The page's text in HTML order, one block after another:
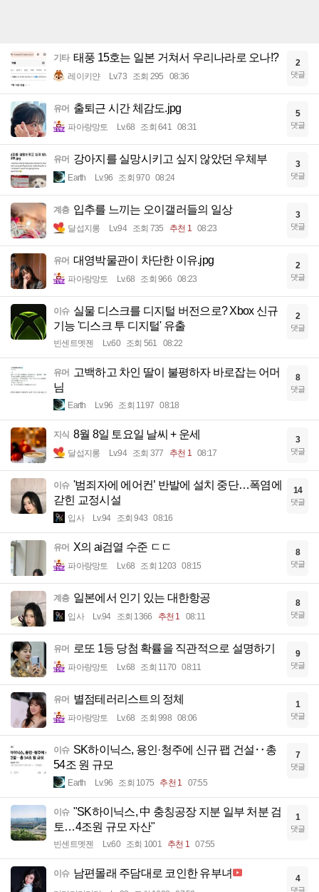
기타 태풍 15호는 일본 거쳐서 우리나라로 오나!?
레이키얀 Lv.73 조회 295 08:36
2
댓글
유머 출퇴근 시간 체감도.jpg
파아랑망토 Lv.68 조회 641 08:31
5
댓글
유머 강아지를 실망시키고 싶지 않았던 우체부
Earth Lv.96 조회 970 08:24
3
댓글
계층 입추를 느끼는 오이갤러들의 일상
달섭지롱 Lv.94 조회 735 추천 1 08:23
3
댓글
유머 대영박물관이 차단한 이유.jpg
파아랑망토 Lv.68 조회 966 08:23
2
댓글
이슈 실물 디스크를 디지털 버전으로? Xbox 신규
기능 '디스크 투 디지털' 유출
빈센트멧젠 Lv.60 조회 561 08:22
2
댓글
유머 고백하고 차인 딸이 불평하자 바로잡는 어머
님
Earth Lv.96 조회 1197 08:18
8
댓글
지식 8월 8일 토요일 날씨 + 운세
달섭지롱 Lv.94 조회 377 추천 1 08:17
3
댓글
이슈 '범죄자에 에어컨’ 반발에 설치 중단…폭염에
갇힌 교정시설
입사 Lv.94 조회 943 08:16
14
댓글
유머 X의 ai검열 수준 ㄷㄷ
파아랑망토 Lv.68 조회 1203 08:15
8
댓글
계층 일본에서 인기 있는 대한항공
입사 Lv.94 조회 1366 추천 1 08:11
8
댓글
유머 로또 1등 당첨 확률을 직관적으로 설명하기
파아랑망토 Lv.68 조회 1170 08:11
9
댓글
유머 별점테러리스트의 정체
파아랑망토 Lv.68 조회 998 08:06
1
댓글
이슈 SK하이닉스, 용인·청주에 신규 팹 건설‥총
54조 원 규모
Earth Lv.96 조회 1075 추천 1 07:55
7
댓글
이슈 "SK하이닉스, 中 충칭공장 지분 일부 처분 검
토…4조원 규모 자산"
빈센트멧젠 Lv.60 조회 1001 추천 1 07:55
1
댓글
이슈 남편몰래 주담대로 코인한 유부녀 4
댓글